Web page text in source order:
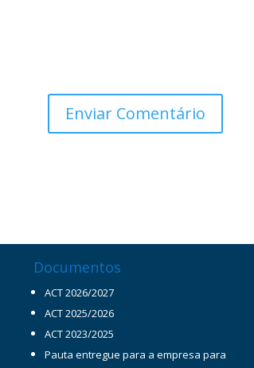
Documentos
ACT 2026/2027
ACT 2025/2026
ACT 2023/2025
Pauta entregue para a empresa para